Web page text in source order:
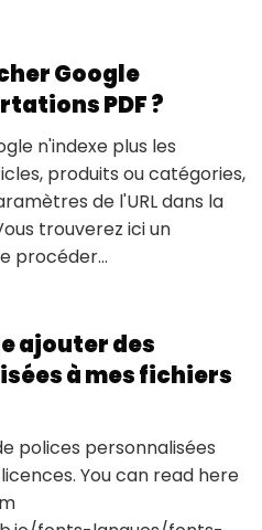
Google
PDF ?
n'indexe plus les
produits ou catégories,
de l'URL dans la
trouverez ici un
procéder...
ajouter des
à mes fichiers
polices personnalisées
You can read here